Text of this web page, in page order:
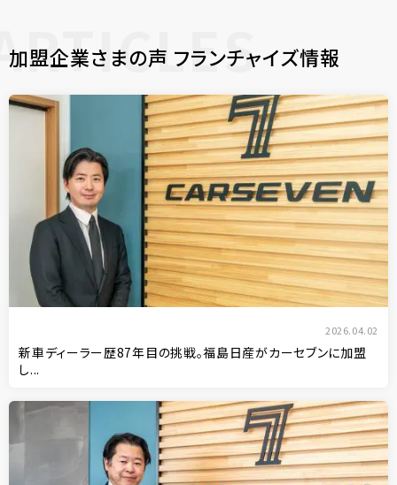
加盟企業さまの声 フランチャイズ情報
2026.04.02
新車ディーラー歴87年目の挑戦。福島日産がカーセブンに加盟
し...